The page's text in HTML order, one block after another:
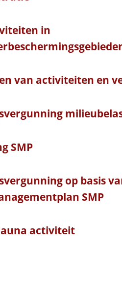
in
van activiteiten en
SMP
op basis
SMP
activiteit